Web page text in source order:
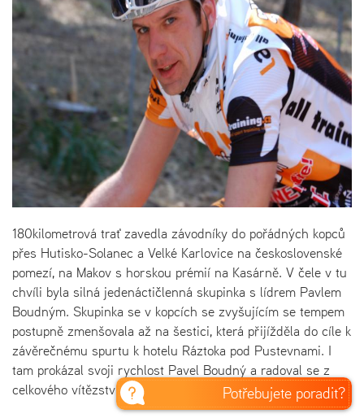
Potřebujete poradit?
180kilometrová trať zavedla závodníky do pořádných kopců
přes Hutisko-Solanec a Velké Karlovice na československé
pomezí, na Makov s horskou prémií na Kasárně. V čele v tu
chvíli byla silná jedenáctičlenná skupinka s lídrem Pavlem
Boudným. Skupinka se v kopcích se zvyšujícím se tempem
postupně zmenšovala až na šestici, která přijížděla do cíle k
závěrečnému spurtu k hotelu Ráztoka pod Pustevnami. I
tam prokázal svoji rychlost Pavel Boudný a radoval se z
celkového vítězství.